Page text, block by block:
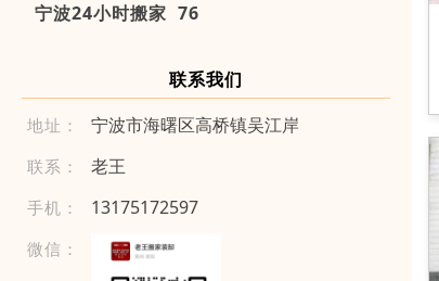
宁波24小时搬家 76
联系我们
地址： 宁波市海曙区高桥镇吴江岸
联系： 老王
手机： 1 31 751 725 97
微信：